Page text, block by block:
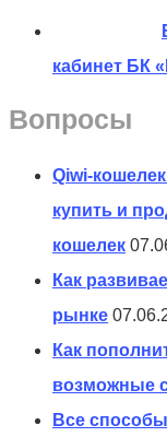
кабинет БК
Вопросы
Qiwi-
купить и
кошелек
Как
рынке
Как
возможные
Все